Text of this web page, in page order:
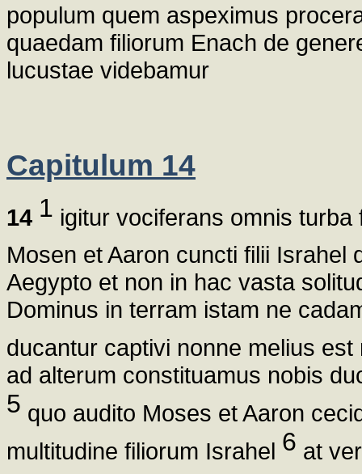
populum quem aspeximus
quaedam filiorum Enach de
lucustae videbamur
Capitulum 14
14 1 igitur vociferans omnis
Mosen et Aaron cuncti filii Israhel
Aegypto et non in hac vasta
Dominus in terram istam ne
ducantur captivi nonne melius
ad alterum constituamus nobis
5 quo audito Moses et Aaron
multitudine filiorum Israhel 6 at